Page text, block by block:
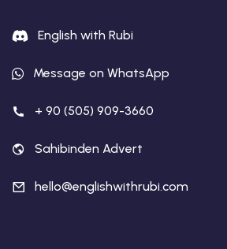
English with Rubi
Message on WhatsApp
+ 90 (505) 909-3660
Sahibinden Advert
hello@englishwithrubi.com